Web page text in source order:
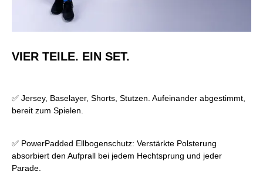
VIER TEILE. EIN SET.
✅ Jersey, Baselayer, Shorts, Stutzen. Aufeinander abgestimmt,
bereit zum Spielen.
✅ PowerPadded Ellbogenschutz: Verstärkte Polsterung
absorbiert den Aufprall bei jedem Hechtsprung und jeder
Parade.